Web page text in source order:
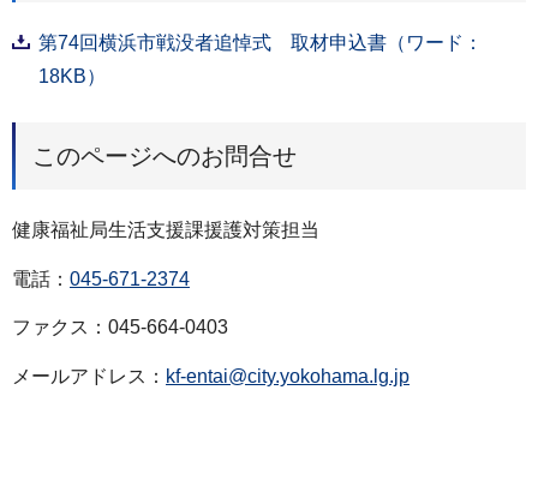
第74回横浜市戦没者追悼式 取材申込書（ワード：
18KB）
このページへのお問合せ
健康福祉局生活支援課援護対策担当
電話： 045-671-2374
ファクス：045-664-0403
メールアドレス： kf-entai@city.yokohama.lg.jp